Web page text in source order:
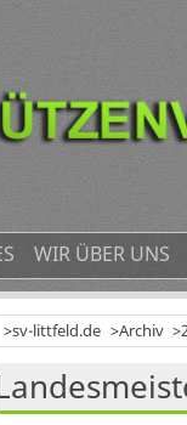
WIR ÜBER UNS
sv-littfeld.de Archiv